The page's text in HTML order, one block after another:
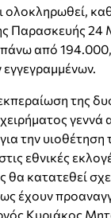
ολοκληρωθεί,
Παρασκευής 24
από
της
γεννά
την υιοθέτηση
εθνικές
θα κατατεθεί
έχουν
Κυριάκος